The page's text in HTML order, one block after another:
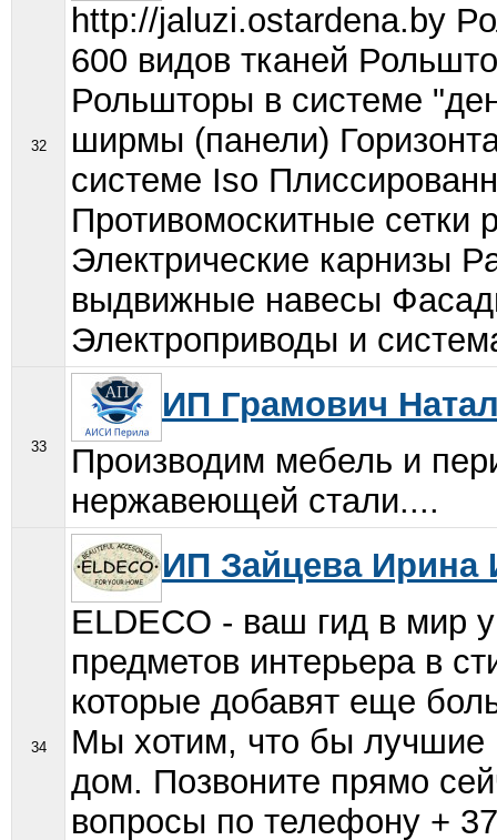
32
http://jaluzi.ostardena.by
600 видов тканей
Рольшторы в системе
ширмы (панели)
системе Iso
Противомоскитные сетки
Электрические карнизы
выдвижные навесы
Электроприводы и
33
ИП Грамович
Производим мебель и
нержавеющей стали....
34
ИП Зайцева Ирина
ELDECO - ваш гид в мир
предметов интерьера в
которые добавят еще
Мы хотим, что бы лучшие
дом. Позвоните прямо
вопросы по телефону +